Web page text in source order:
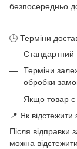
безпосередньо
🕒 Терміни
Стандартний
Терміни
обробки
Якщо товар є
📍 Як
Після
можна